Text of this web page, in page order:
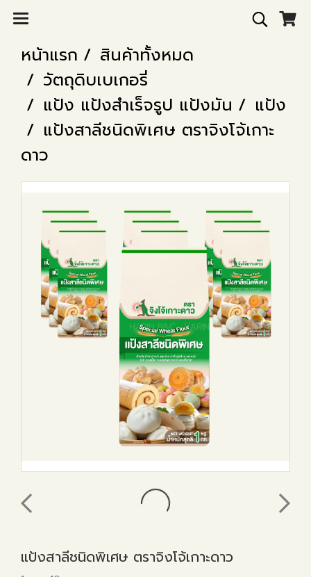
หน้าแรก
สินค้าทั้งหมด
วัตถุดิบเบเกอรี่
แป้ง แป้งสำเร็จรูป แป้งมัน
แป้ง
แป้งสาลีชนิดพิเศษ ตราจิงโจ้เกาะ
ดาว
แป้งสาลีชนิดพิเศษ ตราจิงโจ้เกาะดาว